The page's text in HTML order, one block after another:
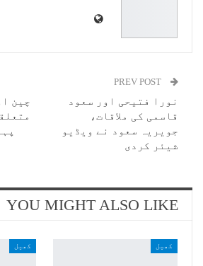
نورا فتیحی اور سعود
قاسمی کی ملاقات،
جویریہ سعود نے ویڈیو
شیئر کردی
چین
YOU MIGHT ALSO LIKE
کھیل کھیل